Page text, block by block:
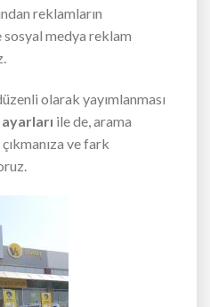
reklamların
sosyal medya reklam
olarak yayımlanması
ile de, arama
ve fark